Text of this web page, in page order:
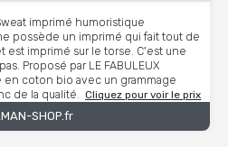
imprimé humoristique
possède un imprimé qui fait tout de
est imprimé sur le torse. C'est une
Proposé par LE FABULEUX
en coton bio avec un grammage
de la qualité.
Cliquez pour voir le prix
SHOP.fr